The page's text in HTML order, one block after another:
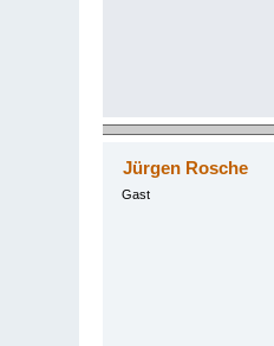
Jürgen Rosche
Gast